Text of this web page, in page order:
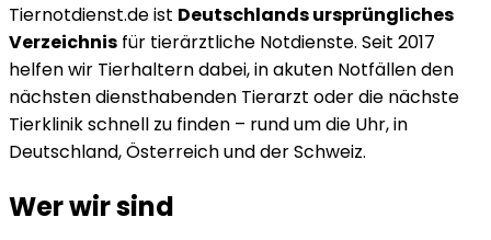
Tiernotdienst.de ist Deutschlands ursprüngliches
Verzeichnis für tierärztliche Notdienste. Seit 2017
helfen wir Tierhaltern dabei, in akuten Notfällen den
nächsten diensthabenden Tierarzt oder die nächste
Tierklinik schnell zu finden – rund um die Uhr, in
Deutschland, Österreich und der Schweiz.
Wer wir sind